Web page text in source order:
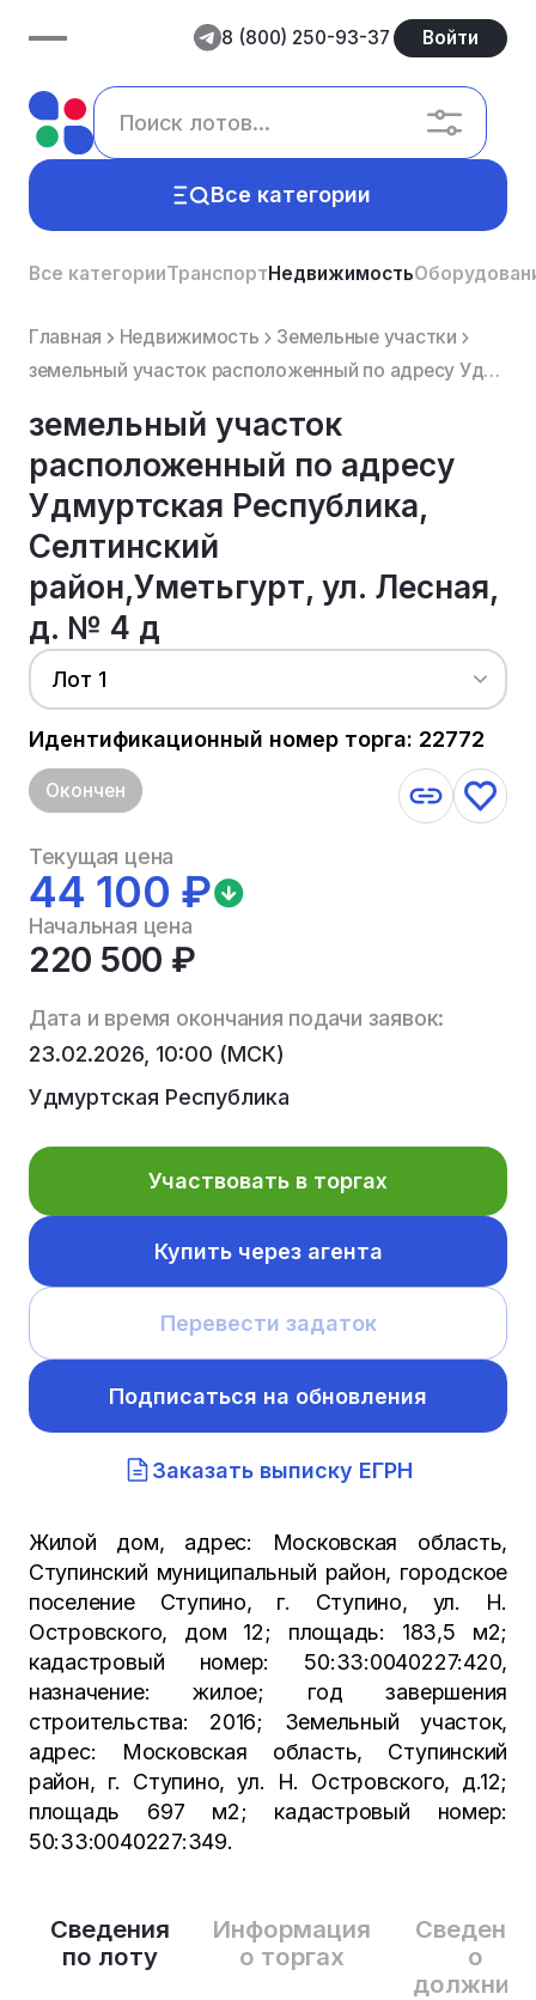
8 (800) 250-93-37 Войти
Все категории
Все категорииТранспортНедвижимость
Главная Недвижимость
Земельные участки
земельный участок расположенный по адресу Удмуртская Республика, Селтинский район,Уметьгурт, ул. Лес...
земельный участок
расположенный по адресу
Удмуртская Республика,
Селтинский
район,Уметьгурт, ул. Лесная,
д. № 4 д
Лот 1
Идентификационный номер торга: 22772
Сведения
по лоту
Информация
о торгах
Сведения
о
Окончен
Текущая цена
44 100 ₽
Начальная цена
220 500 ₽
Дата и время окончания подачи заявок:
23.02.2026, 10:00 (МСК)
Удмуртская Республика
Участвовать в торгах
Купить через агента
Перевести задаток
Подписаться на обновления
Заказать выписку ЕГРН
Жилой дом, адрес: Московская область,
Ступинский муниципальный район, городское
поселение Ступино, г. Ступино, ул. Н.
Островского, дом 12; площадь: 183,5 м2;
кадастровый номер: 50:33:0040227:420,
назначение: жилое; год завершения
строительства: 2016; Земельный участок,
адрес: Московская область, Ступинский
район, г. Ступино, ул. Н. Островского, д.12;
площадь 697 м2; кадастровый номер:
50:33:0040227:349.